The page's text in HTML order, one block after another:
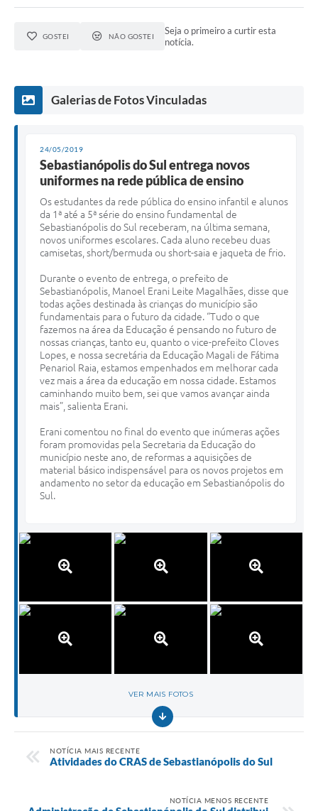
GOSTEI NÃO GOSTEI
Seja o primeiro a curtir esta
notícia.
Galerias de Fotos Vinculadas
24/05/2019
Sebastianópolis do Sul entrega novos
uniformes na rede pública de ensino
Os estudantes da rede pública do ensino infantil e alunos
da 1ª até a 5ª série do ensino fundamental de
Sebastianópolis do Sul receberam, na última semana,
novos uniformes escolares. Cada aluno recebeu duas
camisetas, short/bermuda ou short-saia e jaqueta de frio.
Durante o evento de entrega, o prefeito de
Sebastianópolis, Manoel Erani Leite Magalhães, disse que
todas ações destinada às crianças do município são
fundamentais para o futuro da cidade. “Tudo o que
fazemos na área da Educação é pensando no futuro de
nossas crianças, tanto eu, quanto o vice-prefeito Cloves
Lopes, e nossa secretária da Educação Magali de Fátima
Penariol Raia, estamos empenhados em melhorar cada
vez mais a área da educação em nossa cidade. Estamos
caminhando muito bem, sei que vamos avançar ainda
mais”, salienta Erani.
Erani comentou no final do evento que inúmeras ações
foram promovidas pela Secretaria da Educação do
município neste ano, de reformas a aquisições de
material básico indispensável para os novos projetos em
andamento no setor da educação em Sebastianópolis do
Sul.
VER MAIS FOTOS
NOTÍCIA MAIS RECENTE
Atividades do CRAS de Sebastianópolis do Sul
NOTÍCIA MENOS RECENTE